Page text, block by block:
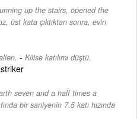
up the stairs, opened the
üst kata çıktıktan sonra, evin
- Kilise katılımı düştü.
striker
seven and a half times a
bir saniyenin 7.5 katı hızında